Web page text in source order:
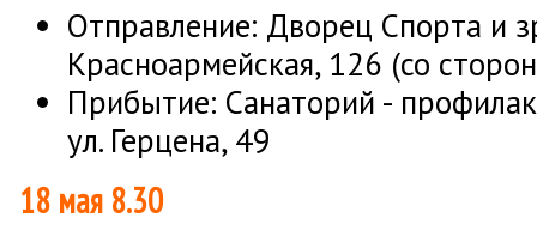
Отправление: Дворец Спорта и
Красноармейская, 126 (со
Прибытие: Санаторий -
ул. Герцена, 49
18 мая 8.30